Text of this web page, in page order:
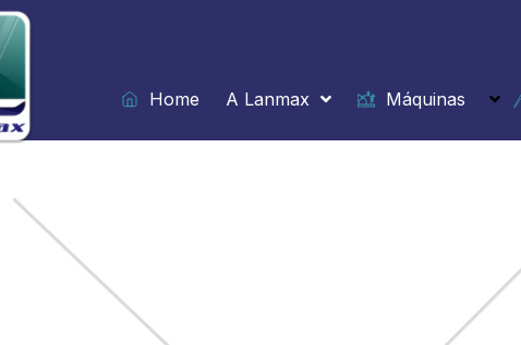
Ir
para
o
conteúdo
Home
A Lanmax Máquinas